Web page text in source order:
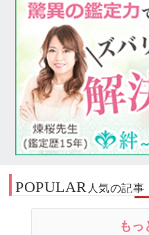
POPULAR 人気の記事
もっ